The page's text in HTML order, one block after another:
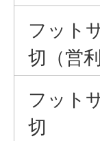
フット
切（営
フット
切